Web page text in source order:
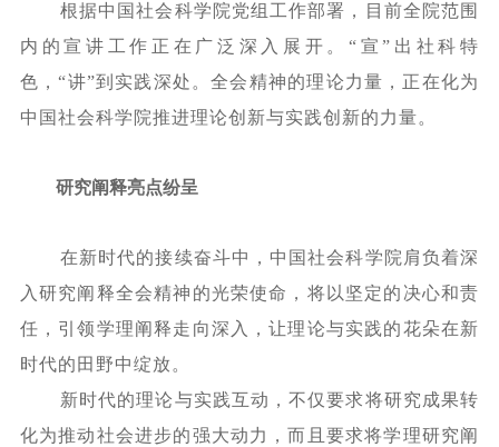
根据中国社会科学院党组工作部署，目前全院范围
内的宣讲工作正在广泛深入展开。“宣”出社科特
色，“讲”到实践深处。全会精神的理论力量，正在化为
中国社会科学院推进理论创新与实践创新的力量。
研究阐释亮点纷呈
在新时代的接续奋斗中，中国社会科学院肩负着深
入研究阐释全会精神的光荣使命，将以坚定的决心和责
任，引领学理阐释走向深入，让理论与实践的花朵在新
时代的田野中绽放。
新时代的理论与实践互动，不仅要求将研究成果转
化为推动社会进步的强大动力，而且要求将学理研究阐